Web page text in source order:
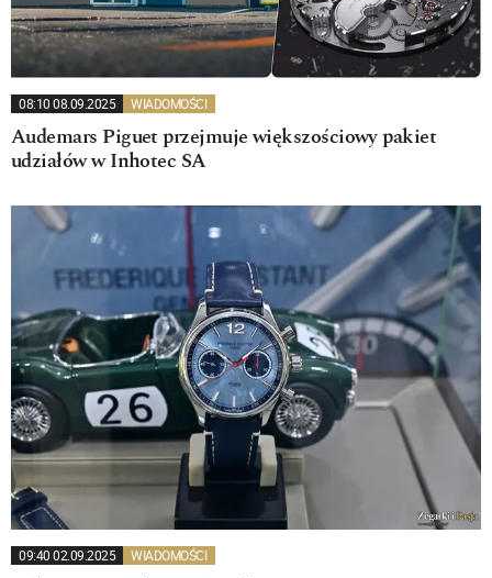
08:10 08.09.2025 WIADOMOŚCI
Audemars Piguet przejmuje większościowy pakiet
udziałów w Inhotec SA
09:40 02.09.2025 WIADOMOŚCI